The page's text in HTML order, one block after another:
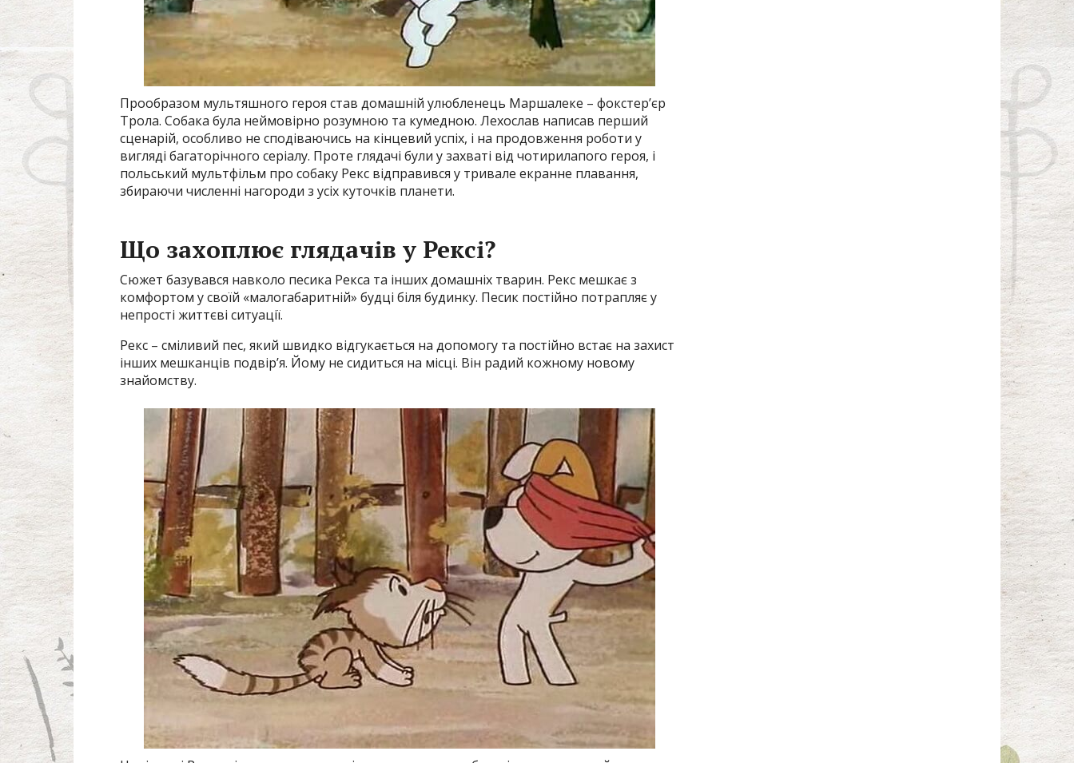
Прообразом мультяшного героя став домашній улюбленець Маршалеке – фокстер’єр
Трола. Собака була неймовірно розумною та кумедною. Лехослав написав перший
сценарій, особливо не сподіваючись на кінцевий успіх, і на продовження роботи у
вигляді багаторічного серіалу. Проте глядачі були у захваті від чотирилапого героя, і
польський мультфільм про собаку Рекс відправився у тривале екранне плавання,
збираючи численні нагороди з усіх куточків планети.
Що захоплює глядачів у Рексі?
Сюжет базувався навколо песика Рекса та інших домашніх тварин. Рекс мешкає з
комфортом у своїй «малогабаритній» будці біля будинку. Песик постійно потрапляє у
непрості життєві ситуації.
Рекс – сміливий пес, який швидко відгукається на допомогу та постійно встає на захист
інших мешканців подвір’я. Йому не сидиться на місці. Він радий кожному новому
знайомству.